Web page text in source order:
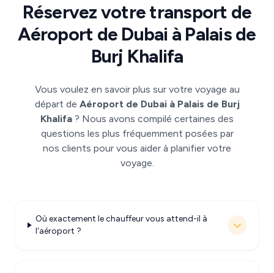
Réservez votre transport de
Aéroport de Dubai à Palais de
Burj Khalifa
Vous voulez en savoir plus sur votre voyage au
départ de Aéroport de Dubai à Palais de Burj
Khalifa ? Nous avons compilé certaines des
questions les plus fréquemment posées par
nos clients pour vous aider à planifier votre
voyage.
Où exactement le chauffeur vous attend-il à
l'aéroport ?